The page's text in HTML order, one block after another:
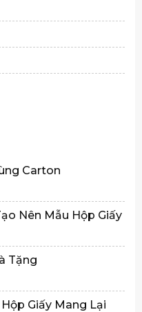
Carton
Nên Mẫu Hộp Giấy
Tặng
Giấy Mang Lại